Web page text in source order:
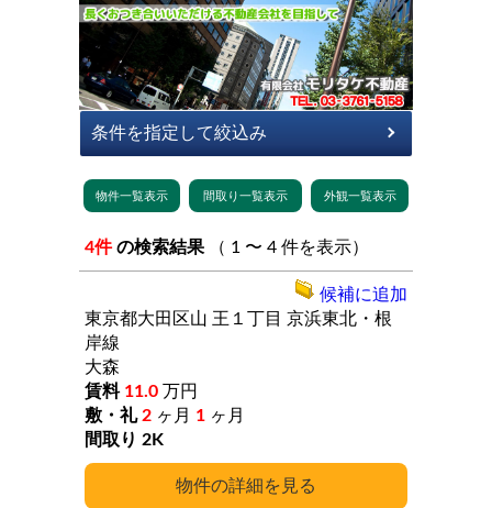
4件 の検索結果 （ 1 〜 4 件を表示）
詳細
東京都大田区山 王１丁目 京浜東北・根
岸線
大森
11.0 万円
2 ヶ月 1 ヶ月
2K
候補に追加